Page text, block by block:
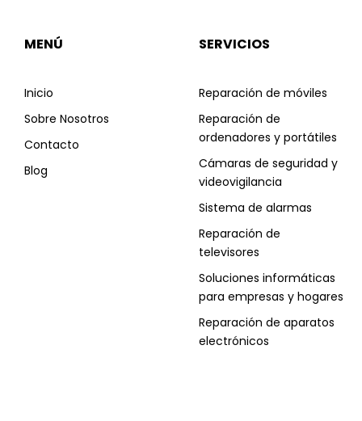
MENÚ
Inicio
Sobre Nosotros
Contacto
Blog
SERVICIOS
Reparación de móviles
Reparación de
ordenadores y portátiles
Cámaras de seguridad y
videovigilancia
Sistema de alarmas
Reparación de
televisores
Soluciones informáticas
para empresas y hogares
Reparación de aparatos
electrónicos